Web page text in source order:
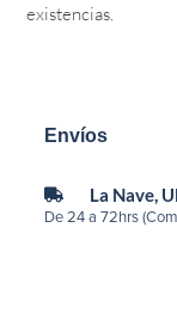
existencias.
Envíos
La Nave,
De 24 a 72hrs